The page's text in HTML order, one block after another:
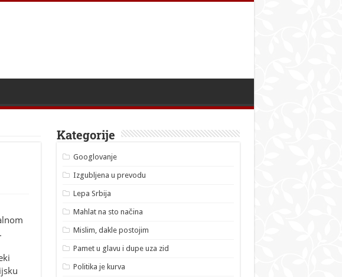
Kategorije
Googlovanje
Izgubljena u prevodu
Lepa Srbija
Mahlat na sto načina
Mislim, dakle postojim
Pamet u glavu i dupe uza zid
Politika je kurva